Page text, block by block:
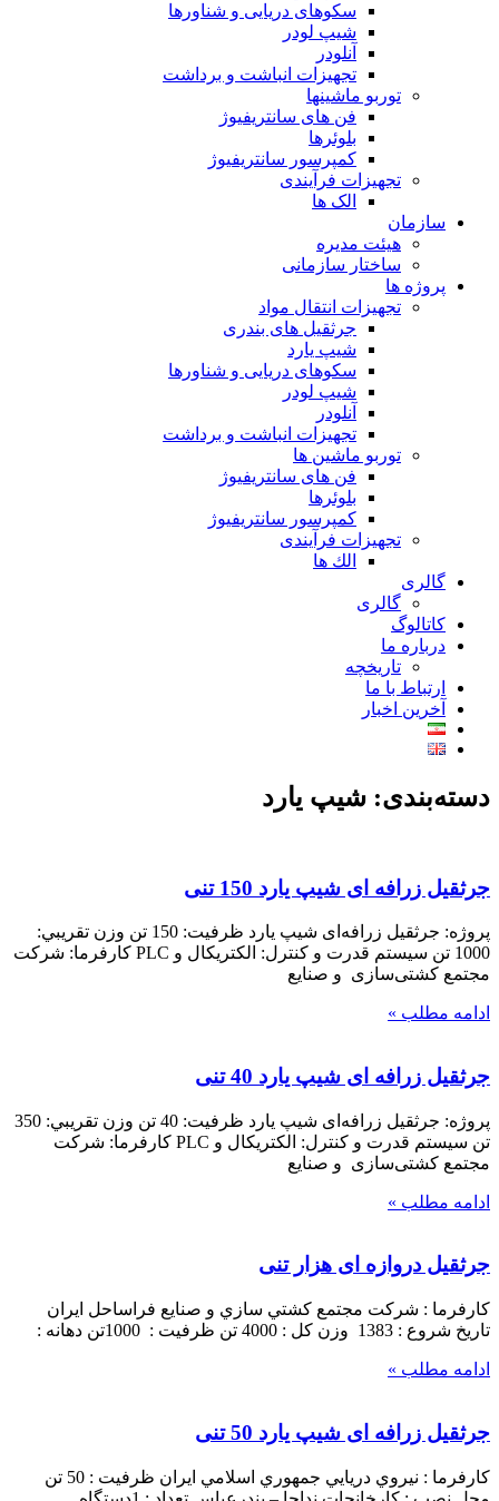
سکوهای دریایی و شناورها
شیپ لودر
آنلودر
تجهیزات انباشت و برداشت
توربو ماشینها
فن های سانتریفیوژ
بلوئرها
کمپرسور سانتریفیوژ
تجهیزات فرآیندی
الک ها
سازمان
هيئت مديره
ساختار سازمانی
پروژه ها
تجهيزات انتقال مواد
جرثقيل های بندری
شيپ يارد
سكوهای دريايی و شناورها
شيپ لودر
آنلودر
تجهيزات انباشت و برداشت
توربو ماشين ها
فن های سانتريفيوژ
بلوئرها
کمپرسور سانتریفیوژ
تجهیزات فرآیندی
الك ها
گالری
گالری
کاتالوگ
درباره ما
تاريخچه
ارتباط با ما
آخرین اخبار
دسته‌بندی: شیپ یارد
جرثقیل زرافه ای شیپ یارد 150 تنی
پروژه: جرثقيل زرافه‌ای شيپ يارد ظرفيت: 150 تن وزن تقريبي:
1000 تن سيستم قدرت و كنترل: الكتريكال و PLC كارفرما: شركت
مجتمع کشتی‌سازی و صنايع
ادامه مطلب »
جرثقیل زرافه ای شیپ یارد 40 تنی
پروژه: جرثقيل زرافه‌ای شيپ يارد ظرفيت: 40 تن وزن تقريبي: 350
تن سيستم قدرت و كنترل: الكتريكال و PLC كارفرما: شركت
مجتمع کشتی‌سازی و صنايع
ادامه مطلب »
جرثقیل دروازه ای هزار تنی
کارفرما : شرکت مجتمع کشتي سازي و صنايع فراساحل ايران
تاريخ شروع : 1383 وزن کل : 4000 تن ظرفيت : 1000تن دهانه :
ادامه مطلب »
جرثقیل زرافه ای شیپ یارد 50 تنی
کارفرما : نيروي دريايي جمهوري اسلامي ايران ظرفيت : 50 تن